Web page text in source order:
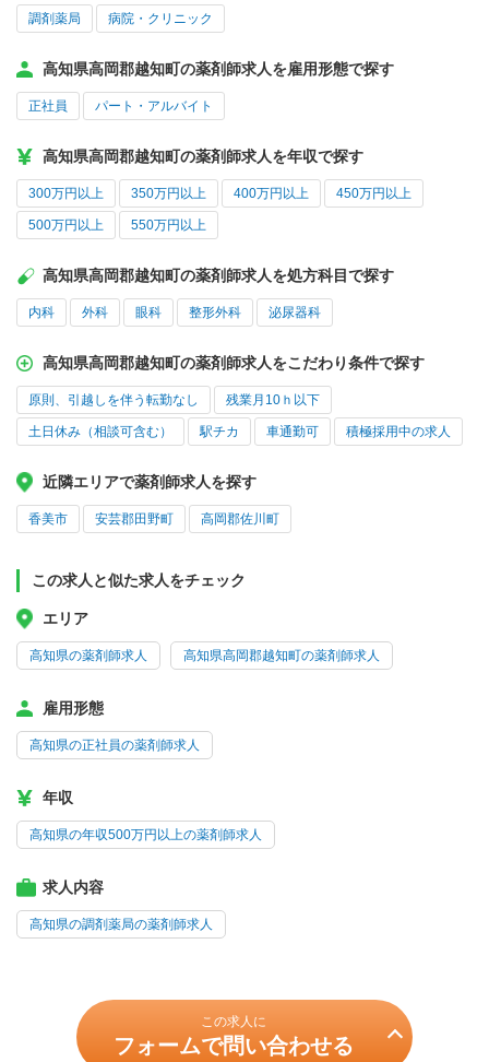
調剤薬局 病院・クリニック
高知県高岡郡越知町の薬剤師求人を雇用形態で探す
正社員 パート・アルバイト
高知県高岡郡越知町の薬剤師求人を年収で探す
300万円以上 350万円以上 400万円以上 450万円以上
500万円以上 550万円以上
高知県高岡郡越知町の薬剤師求人を処方科目で探す
内科 外科 眼科 整形外科 泌尿器科
高知県高岡郡越知町の薬剤師求人をこだわり条件で探す
原則、引越しを伴う転勤なし 残業月10ｈ以下
土日休み（相談可含む） 駅チカ 車通勤可 積極採用中の求人
近隣エリアで薬剤師求人を探す
香美市 安芸郡田野町 高岡郡佐川町
この求人と似た求人をチェック
エリア
高知県の薬剤師求人 高知県高岡郡越知町の薬剤師求人
雇用形態
高知県の正社員の薬剤師求人
年収
高知県の年収500万円以上の薬剤師求人
求人内容
高知県の調剤薬局の薬剤師求人
この求人に
フォームで問い合わせる